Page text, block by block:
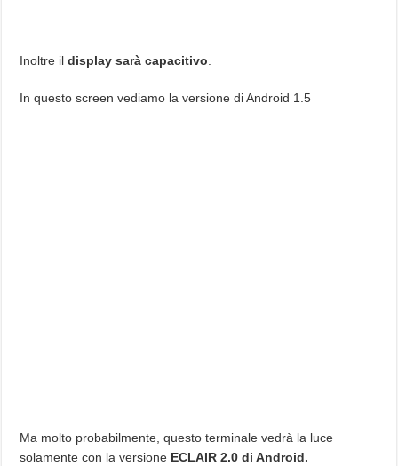
Inoltre il display sarà capacitivo
In questo screen vediamo la versione di Android 1.5
Ma molto probabilmente, questo terminale vedrà la luce
solamente con la versione ECLAIR 2.0 di Android.